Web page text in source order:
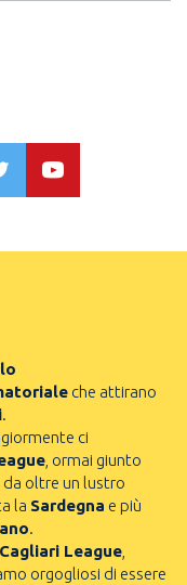
che attirano
.
ci
, ormai giunto
oltre un lustro
la Sardegna e più
.
Cagliari League,
orgogliosi di essere